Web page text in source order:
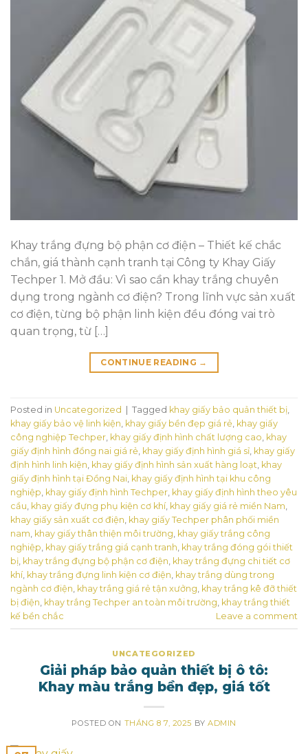
Khay trắng đựng bộ phận cơ điện – Thiết kế chắc
chắn, giá thành cạnh tranh tại Công ty Khay Giấy
Techper 1. Mở đầu: Vì sao cần khay trắng chuyên
dụng trong ngành cơ điện? Trong lĩnh vực sản xuất
cơ điện, từng bộ phận linh kiện đều đóng vai trò
quan trọng, từ […]
CONTINUE READING →
Posted in Uncategorized | Tagged khay giấy bảo quản thiết bị
khay giấy bảo vệ linh kiện khay giấy bền đẹp giá rẻ khay giấy
công nghiệp Techper khay giấy định hình chất lượng cao khay
giấy định hình đồng nai giá rẻ khay giấy định hình giá sỉ khay giấy
định hình linh kiện khay giấy định hình sản xuất hàng loạt khay
giấy định hình tại Đồng Nai khay giấy định hình tại khu công
nghiệp khay giấy định hình Techper khay giấy định hình theo yêu
cầu khay giấy đựng phụ kiện cơ khí, khay giấy giá rẻ miền Nam
khay giấy sản xuất cơ điện khay giấy Techper phân phối miền
nam khay giấy thân thiện môi trường khay giấy trắng công
nghiệp khay giấy trắng giá cạnh tranh khay trắng đóng gói thiết
bị khay trắng đựng bộ phận cơ điện khay trắng đựng chi tiết cơ
khí, khay trắng đựng linh kiện cơ điện khay trắng dùng trong
ngành cơ điện khay trắng giá rẻ tận xưởng khay trắng kê đỡ thiết
bị điện khay trắng Techper an toàn môi trường khay trắng thiết
kế bền chắc
Leave a comment
UNCATEGORIZED
Giải pháp bảo quản thiết bị ô tô:
Khay màu trắng bền đẹp, giá tốt
POSTED ON THÁNG 8 7, 2025 BYADMIN